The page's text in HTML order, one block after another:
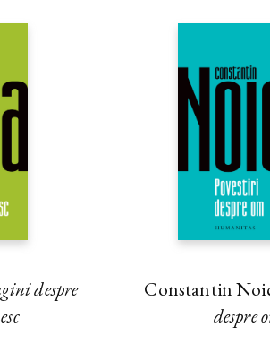
lucrând din greu pe câmp, în
Toate acestea contrastau
de război. În apropierea
se vedea temuta artilerie.
tuturor – deasupra
lor şi deasupra arnăutului
liniştitei vieţi rurale şi
despre
Constantin
despre